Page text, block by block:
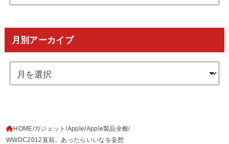
月別アーカイブ
HOME ガジェット Apple Apple製品全般
WWDC2012直前。あったらいいなを妄想